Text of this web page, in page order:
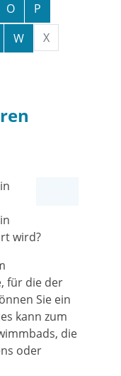
O
P
W
X
wird?
für die der
Sie ein
kann zum
die
oder